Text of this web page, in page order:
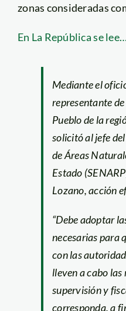
zonas consideradas
En La República se
Mediante el
representante
Pueblo de la
solicitó al jefe
de Áreas
Estado
Lozano, acción
“Debe adoptar
necesarias para
con las
lleven a cabo las
supervisión y
corresponda, a